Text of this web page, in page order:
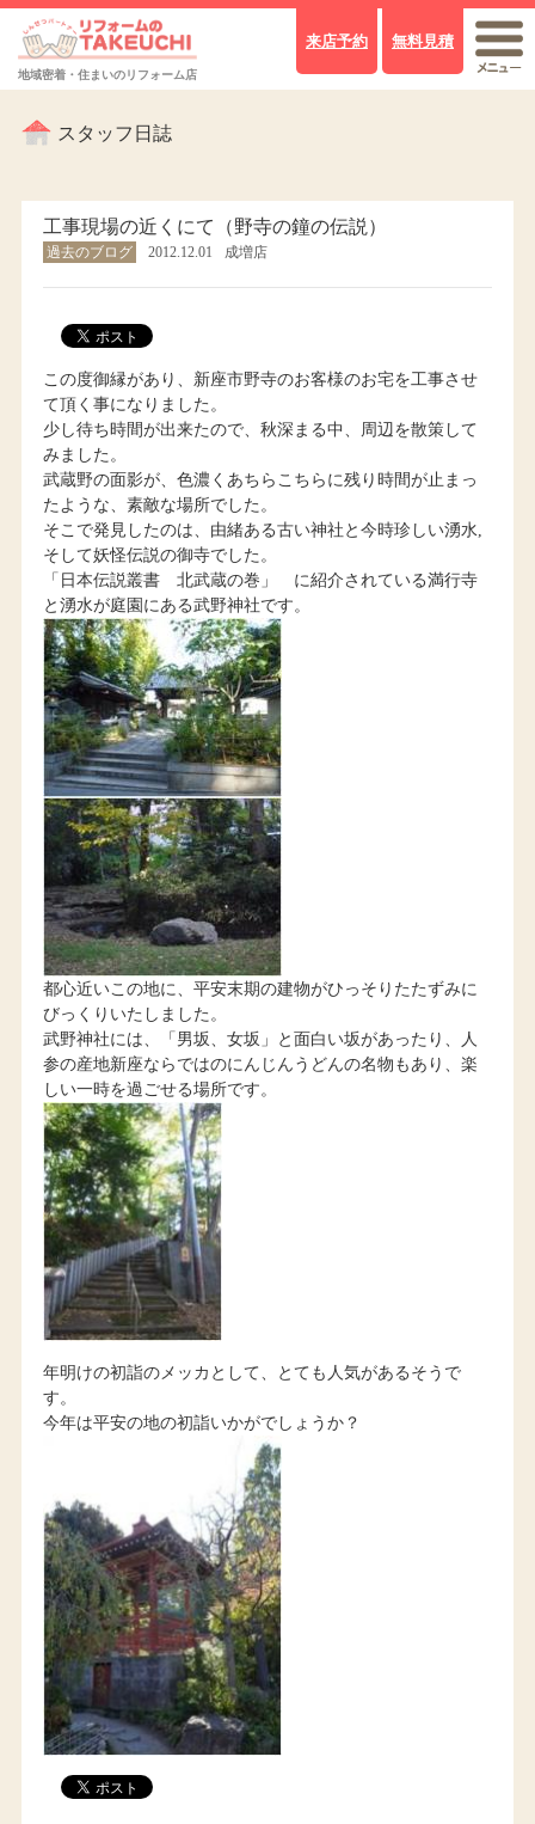
地域密着・住まいのリフォーム店
来店予約 無料見積
スタッフ日誌
工事現場の近くにて（野寺の鐘の伝説）
過去のブログ 2012.12.01 成増店
この度御縁があり、新座市野寺のお客様のお宅を工事させ
て頂く事になりました。
少し待ち時間が出来たので、秋深まる中、周辺を散策して
みました。
武蔵野の面影が、色濃くあちらこちらに残り時間が止まっ
たような、素敵な場所でした。
そこで発見したのは、由緒ある古い神社と今時珍しい湧水,
そして妖怪伝説の御寺でした。
「日本伝説叢書 北武蔵の巻」 に紹介されている満行寺
と湧水が庭園にある武野神社です。
都心近いこの地に、平安末期の建物がひっそりたたずみに
びっくりいたしました。
武野神社には、「男坂、女坂」と面白い坂があったり、人
参の産地新座ならではのにんじんうどんの名物もあり、楽
しい一時を過ごせる場所です。
年明けの初詣のメッカとして、とても人気があるそうで
す。
今年は平安の地の初詣いかがでしょうか？